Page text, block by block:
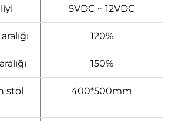
5VDC ~ 12VDC
120%
150%
stol
400*500mm